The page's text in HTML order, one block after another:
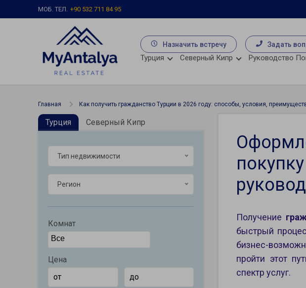
МОБ. ТЕЛ. +90 532 711 84 95
Назначить встречу Задать
Турция Северный Кипр Руководство
Главная Как получить гражданство Турции в 2026 году: способы, условия,
Турция Северный Кипр
Тип недвижимости
Регион
Комнат
Цена
Получение
быстрый
бизнес-
пройти этот
спектр услуг.